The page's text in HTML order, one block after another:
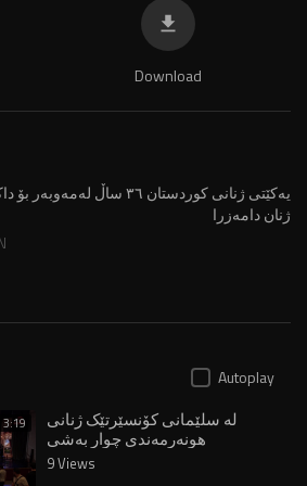
Download
⁣یەکێتی ژنانی کوردستان ٣٦
ژنان دامەزرا
Autoplay
3:19 لە سلێمانی کۆنسێرتێک ژنانی
هونەرمەندی چوار بەشی
کوردستان کۆدەکاتەوە
9 Views